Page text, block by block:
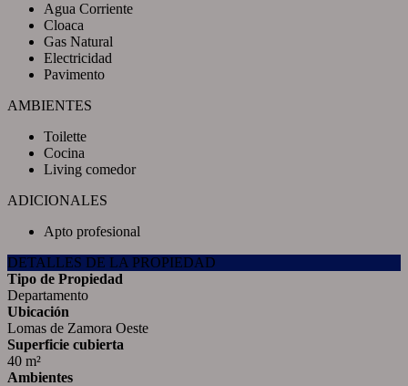
Agua Corriente
Cloaca
Gas Natural
Electricidad
Pavimento
AMBIENTES
Toilette
Cocina
Living comedor
ADICIONALES
Apto profesional
DETALLES DE LA PROPIEDAD
Tipo de Propiedad
Departamento
Ubicación
Lomas de Zamora Oeste
Superficie cubierta
40 m²
Ambientes